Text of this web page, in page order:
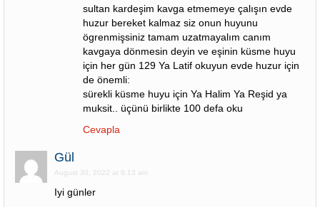
sultan kardeşim kavga etmemeye çalışın evde
huzur bereket kalmaz siz onun huyunu
ögrenmişsiniz tamam uzatmayalım canım
kavgaya dönmesin deyin ve eşinin küsme huyu
için her gün 129 Ya Latif okuyun evde huzur için
de önemli:
sürekli küsme huyu için Ya Halim Ya Reşid ya
muksit.. üçünü birlikte 100 defa oku
Cevapla
Gül
August 30, 2022 at 9:13 am
Iyi günler